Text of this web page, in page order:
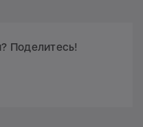
Поделитесь!